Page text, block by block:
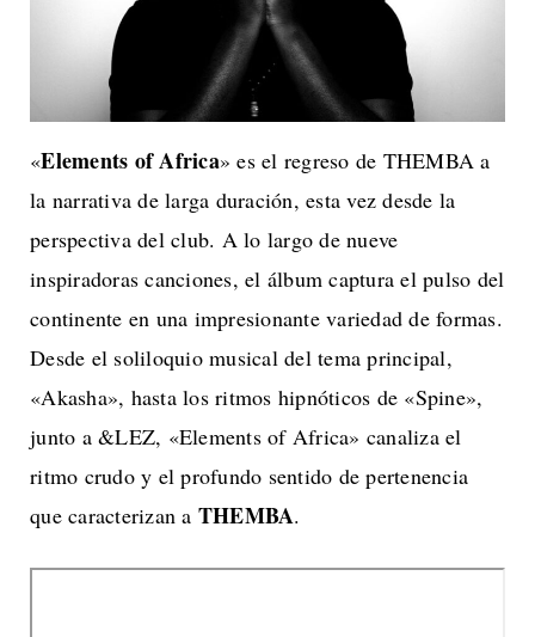
«Elements of Africa» es el regreso de THEMBA a
la narrativa de larga duración, esta vez desde la
perspectiva del club. A lo largo de nueve
inspiradoras canciones, el álbum captura el pulso del
continente en una impresionante variedad de formas.
Desde el soliloquio musical del tema principal,
«Akasha», hasta los ritmos hipnóticos de «Spine»,
junto a &LEZ, «Elements of Africa» canaliza el
ritmo crudo y el profundo sentido de pertenencia
que caracterizan a THEMBA.